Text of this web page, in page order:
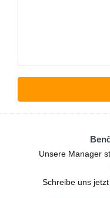
Unsere Manager
Schreibe uns